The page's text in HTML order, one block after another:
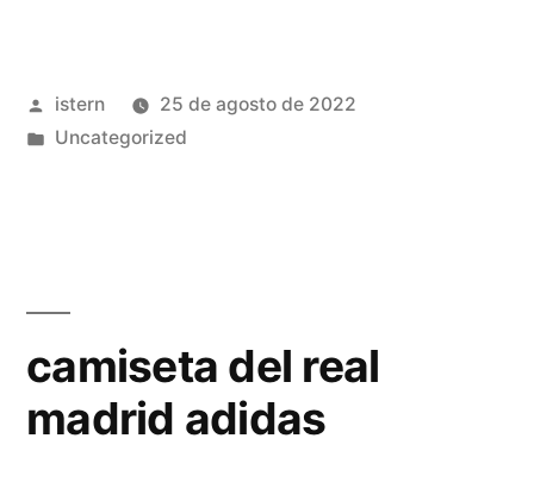
Publicado
por
istern
25 de agosto de 2022
Publicado
Uncategorized
camiseta del real
madrid adidas